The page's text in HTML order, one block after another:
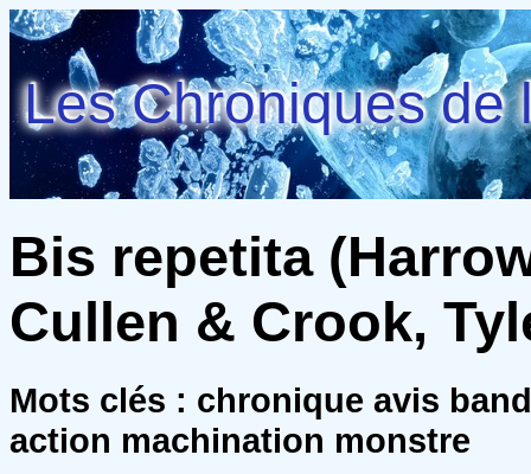
Les Chroniques de
Bis repetita
Cullen & Crook,
Mots clés : chronique avis
action machination monstre